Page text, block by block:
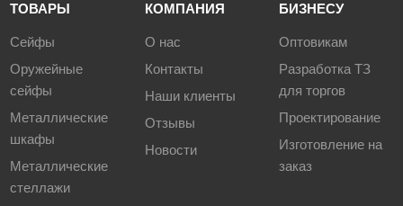
ТОВАРЫ
Сейфы
Оружейные
сейфы
Металлические
шкафы
Металлические
стеллажи
КОМПАНИЯ
О нас
Контакты
Наши клиенты
Отзывы
Новости
БИЗНЕСУ
Оптовикам
Разработка ТЗ
для торгов
Проектирование
Изготовление на
заказ